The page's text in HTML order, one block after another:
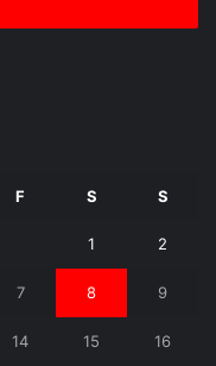
F S S
1 2
7 8 9
14 15 16